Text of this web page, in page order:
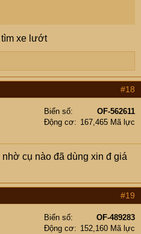
tìm xe lướt
#18
Biển số
OF-562611
Động cơ
167,465 Mã lực
cụ nào đã dùng xin đ giá
#19
Biển số
OF-489283
Động cơ
152,160 Mã lực